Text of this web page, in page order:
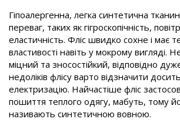
Гіпоалергенна, легка синтетична
переваг, таких як гігроскопічність,
еластичність. Фліс швидко сохне і має
властивості навіть у мокрому вигляді.
міцний та зносостійкий, відповідно
недоліків флісу варто відзначити
електризацію. Найчастіше фліс
пошиття теплого одягу, мабуть, тому
називають синтетичною вовною.